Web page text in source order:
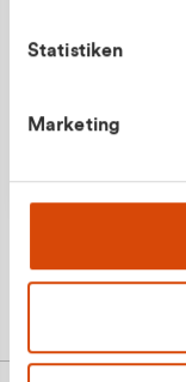
Statistiken
Marketing